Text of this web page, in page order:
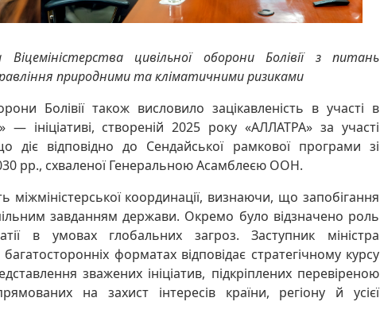
цивільної оборони Болівії з питань
природними та кліматичними ризиками
Болівії також висловило зацікавленість в участі в
— ініціативі, створеній 2025 року «АЛЛАТРА» за участі
діє відповідно до Сендайської рамкової програми зі
рр., схваленої Генеральною Асамблеєю ООН.
міжміністерської координації, визнаючи, що запобігання
завданням держави. Окремо було відзначено роль
в умовах глобальних загроз. Заступник міністра
форматах відповідає стратегічному курсу
зважених ініціатив, підкріплених перевіреною
на захист інтересів країни, регіону й усієї